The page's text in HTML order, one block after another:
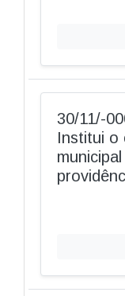
30/11/-
Institui o